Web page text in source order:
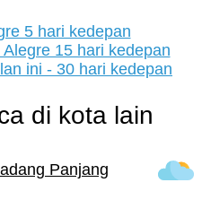
5 hari kedepan
15 hari kedepan
ini - 30 hari kedepan
di kota lain
Panjang